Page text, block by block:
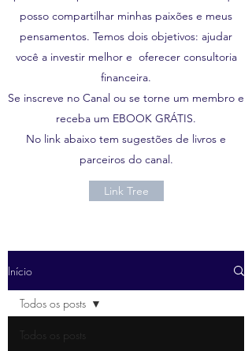
posso compartilhar minhas paixões e meus
pensamentos. Temos dois objetivos: ajudar
você a investir melhor e oferecer consultoria
financeira.
Se inscreve no Canal ou se torne um membro e
receba um EBOOK GRÁTIS.
No link abaixo tem sugestões de livros e
parceiros do canal.
Link Tree
Início
Todos os posts
Todos os posts